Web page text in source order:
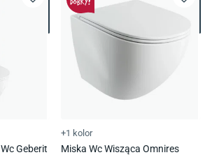
Geberit
+1 kolor
Miska Wc Wisząca Omnires